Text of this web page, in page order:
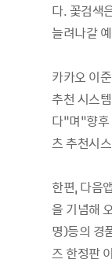
다. 꽃검색
늘려나갈
카카오 이
추천 시스
다”며“향
츠 추천시
한편, 다음
을 기념해
명)등의 경
즈 한정판